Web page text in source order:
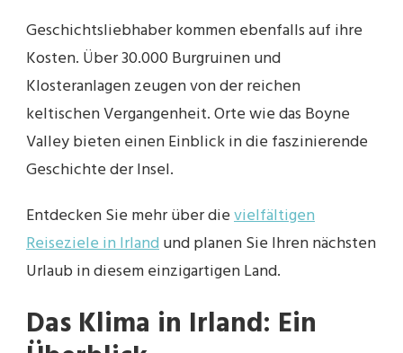
Geschichtsliebhaber kommen ebenfalls auf ihre
Kosten. Über 30.000 Burgruinen und
Klosteranlagen zeugen von der reichen
keltischen Vergangenheit. Orte wie das Boyne
Valley bieten einen Einblick in die faszinierende
Geschichte der Insel.
Entdecken Sie mehr über dievielfältigen
Reiseziele in Irlandund planen Sie Ihren nächsten
Urlaub in diesem einzigartigen Land.
Das Klima in Irland: Ein